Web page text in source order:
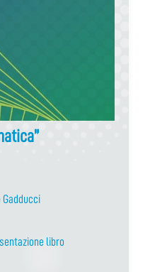
Gadducci
libro